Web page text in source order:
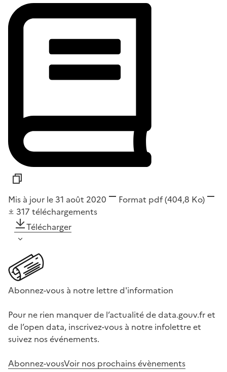
Mis à jour le 31 août 2020 Format pdf(404,8 Ko)
317 téléchargements
Télécharger
Abonnez-vous à notre lettre d'information
Pour ne rien manquer de l’actualité de data.gouv.fr et
de l’open data, inscrivez-vous à notre infolettre et
suivez nos événements.
Abonnez-vousVoir nos prochains évènements